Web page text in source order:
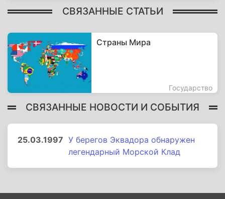
СВЯЗАННЫЕ СТАТЬИ
Страны Мира
Государство
СВЯЗАННЫЕ НОВОСТИ И СОБЫТИЯ
25.03.1997 У берегов Эквадора обнаружен
легендарный Морской Клад